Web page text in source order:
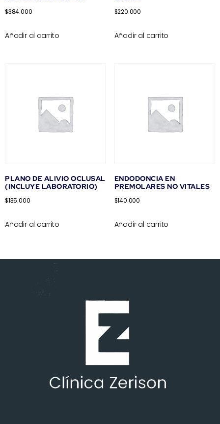
$384.000
Añadir al carrito
$220.000
Añadir al carrito
PLANO DE ALIVIO OCLUSAL
(INCLUYE LABORATORIO)
$135.000
Añadir al carrito
ENDODONCIA EN
PREMOLARES NO VITALES
$140.000
Añadir al carrito